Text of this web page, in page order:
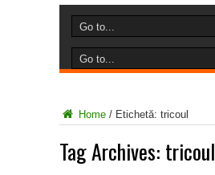
Home / Etichetă: tricoul
Tag Archives: tricoul